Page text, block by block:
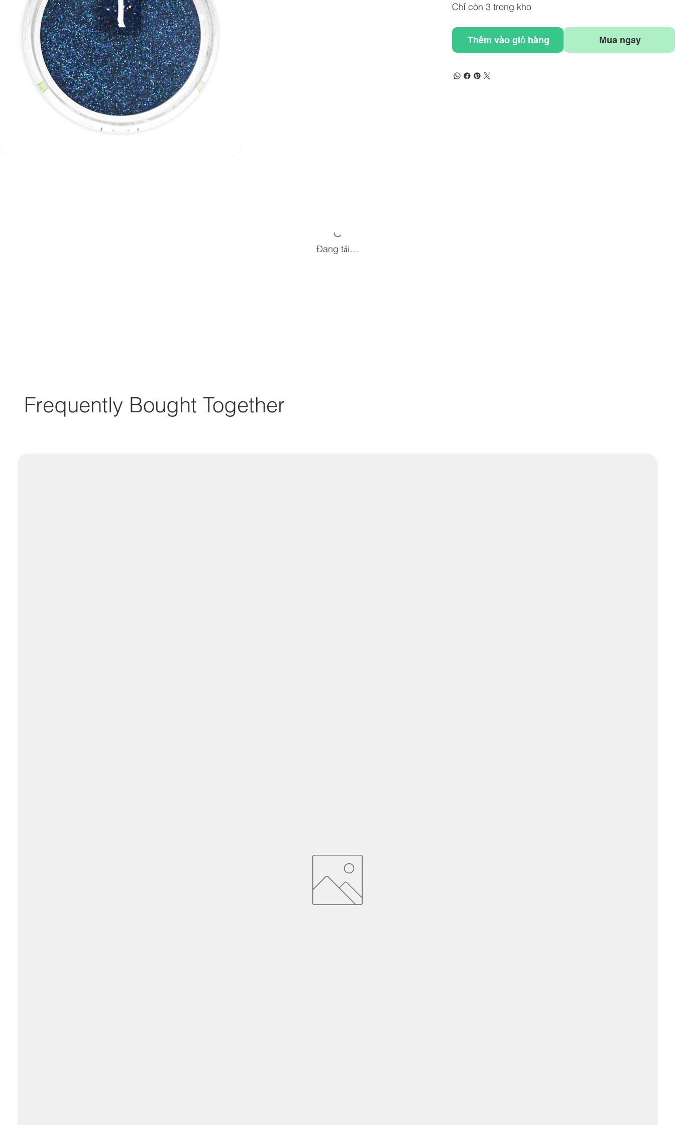
Chỉ còn 3 trong kho
Thêm vào giỏ hàng Mua ngay
Đang tải…
Frequently Bought Together